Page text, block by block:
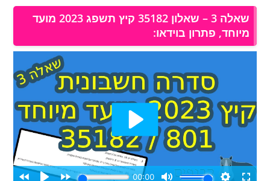
שאלה 3 – שאלון 35182 קיץ תשפג 2023 מועד
מיוחד, פתרון בוידאו: